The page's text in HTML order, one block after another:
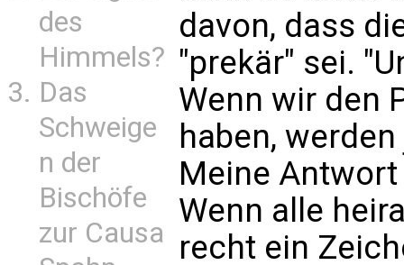
des
Himmels?
Das
Schweige
n der
Bischöfe
zur Causa
davon, dass
"prekär" sei.
Wenn wir den
haben,
Meine
Wenn alle
recht ein